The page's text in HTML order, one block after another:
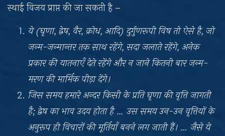
स्थाई विजय प्राप्त की जा सकती है –
ये (घृणा, द्वेष, वैर, क्रोध, आदि) दुर्गुणरूपी विष तो ऐसे है, जो
जन्म-जन्मान्तर तक साथ रहेंगे, सदा जलाते रहेंगे, अनेक
प्रकार की यातनाएँ देते रहेंगे और न जाने कितनी बार जन्म-
मरण की मार्मिक पीड़ा देंगे।
जिस समय हमारे अन्दर किसी के प्रति घृणा की वृत्ति जागती
है; द्वेष का भाव उदय होता है … उस समय उन-उन वृत्तियों के
अनुरूप ही विचारों की मूर्तियाँ बनने लग जाती हैं। … जैसे ये